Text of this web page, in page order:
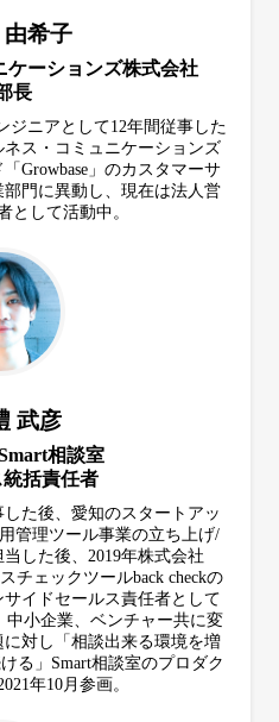
希子
ケーションズ株式会社
長
ジニアとして12年間従事した
ネス・コミュニケーションズ
Growbase」のカスタマーサ
門に異動し、現在は法人営
として活動中。
武彦
相談室
統括責任者
た後、愛知のスタートアッ
管理ツール事業の立ち上げ/
した後、2019年株式会社
チェックツールback checkの
イドセールス責任者として
小企業、ベンチャー共に変
対し「相談出来る環境を増
る」Smart相談室のプロダク
年10月参画。